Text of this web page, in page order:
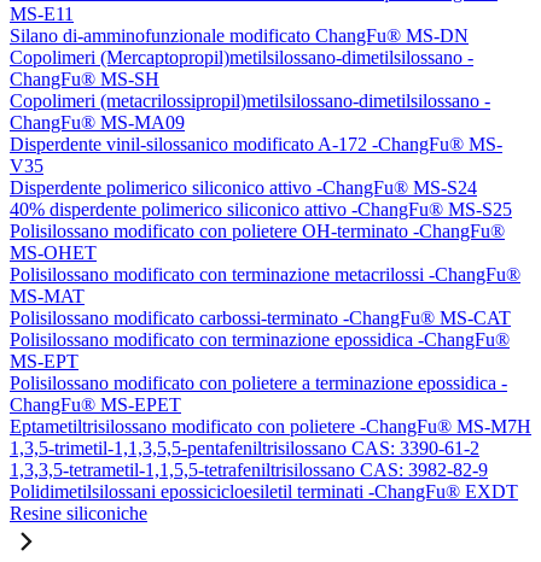
MS-E11
Silano di-amminofunzionale modificato ChangFu® MS-DN
Copolimeri (Mercaptopropil)metilsilossano-dimetilsilossano -
ChangFu® MS-SH
Copolimeri (metacrilossipropil)metilsilossano-dimetilsilossano -
ChangFu® MS-MA09
Disperdente vinil-silossanico modificato A-172 -ChangFu® MS-
V35
Disperdente polimerico siliconico attivo -ChangFu® MS-S24
40% disperdente polimerico siliconico attivo -ChangFu® MS-S25
Polisilossano modificato con polietere OH-terminato -ChangFu®
MS-OHET
Polisilossano modificato con terminazione metacrilossi -ChangFu®
MS-MAT
Polisilossano modificato carbossi-terminato -ChangFu® MS-CAT
Polisilossano modificato con terminazione epossidica -ChangFu®
MS-EPT
Polisilossano modificato con polietere a terminazione epossidica -
ChangFu® MS-EPET
Eptametiltrisilossano modificato con polietere -ChangFu® MS-M7H
1,3,5-trimetil-1,1,3,5,5-pentafeniltrisilossano CAS: 3390-61-2
1,3,3,5-tetrametil-1,1,5,5-tetrafeniltrisilossano CAS: 3982-82-9
Polidimetilsilossani epossicicloesiletil terminati -ChangFu® EXDT
Resine siliconiche